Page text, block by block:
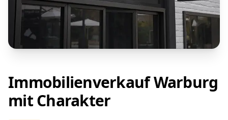
Immobilienverkauf Warburg
mit Charakter